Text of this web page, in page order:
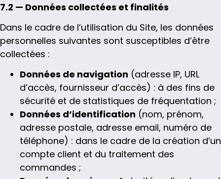
7.2 — Données collectées et finalités
Dans le cadre de l’utilisation du Site, les données
personnelles suivantes sont susceptibles d’être
collectées :
Données de navigation (adresse IP, URL
d’accès, fournisseur d’accès) : à des fins de
sécurité et de statistiques de fréquentation ;
Données d’identification (nom, prénom,
adresse postale, adresse email, numéro de
téléphone) : dans le cadre de la création d’un
compte client et du traitement des
commandes ;